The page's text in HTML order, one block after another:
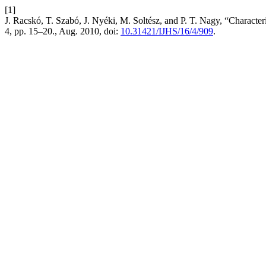
[1]
J. Racskó, T. Szabó, J. Nyéki, M. Soltész, and P. T. Nagy,
4, pp. 15–20., Aug. 2010, doi: 10.31421/IJHS/16/4/909.